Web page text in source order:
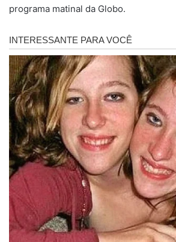
programa matinal da Globo.